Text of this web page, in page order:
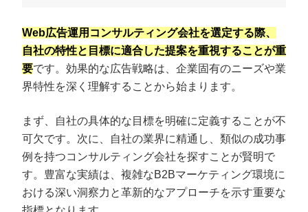
Web広告運用コンサルティング会社を選定する際、
自社の特性と目標に適合した提案を重視することが重
要です。効果的な広告戦略は、企業固有のニーズや業
界特性を深く理解することから始まります。
まず、自社の具体的な目標を明確に定義することが不
可欠です。次に、自社の業界に精通し、類似の成功事
例を持つコンサルティング会社を探すことが賢明で
す。豊富な実績は、複雑なB2Bマーケティング環境に
おける深い洞察力と革新的なアプローチを示す重要な